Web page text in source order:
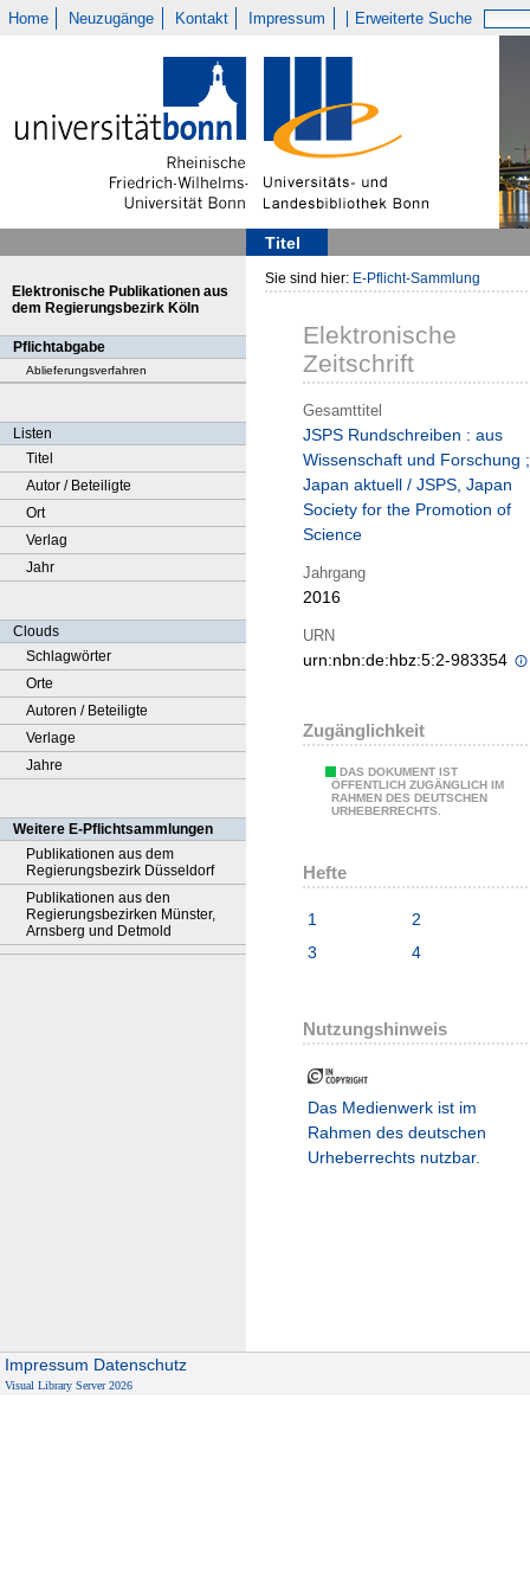
Home Neuzugänge Kontakt Impressum Erweiterte Suche
Titel
Elektronische Publikationen aus
dem Regierungsbezirk Köln
Pflichtabgabe
Ablieferungsverfahren
Listen
Titel
Autor / Beteiligte
Ort
Verlag
Jahr
Clouds
Schlagwörter
Orte
Autoren / Beteiligte
Verlage
Jahre
Weitere E-Pflichtsammlungen
Publikationen aus dem
Regierungsbezirk Düsseldorf
Publikationen aus den
Regierungsbezirken Münster,
Arnsberg und Detmold
Sie sind hier: E-Pflicht-Sammlung
Elektronische
Zeitschrift
Gesamttitel
JSPS Rundschreiben : aus
Wissenschaft und Forschung ;
Japan aktuell / JSPS, Japan
Society for the Promotion of
Science
Jahrgang
2016
URN
urn:nbn:de:hbz:5:2-983354
Zugänglichkeit
DAS DOKUMENT IST
ÖFFENTLICH ZUGÄNGLICH IM
RAHMEN DES DEUTSCHEN
URHEBERRECHTS.
Hefte
1
2
3
4
Nutzungshinweis
Das Medienwerk ist im
Rahmen des deutschen
Urheberrechts nutzbar.
Impressum Datenschutz
Visual Library Server 2026